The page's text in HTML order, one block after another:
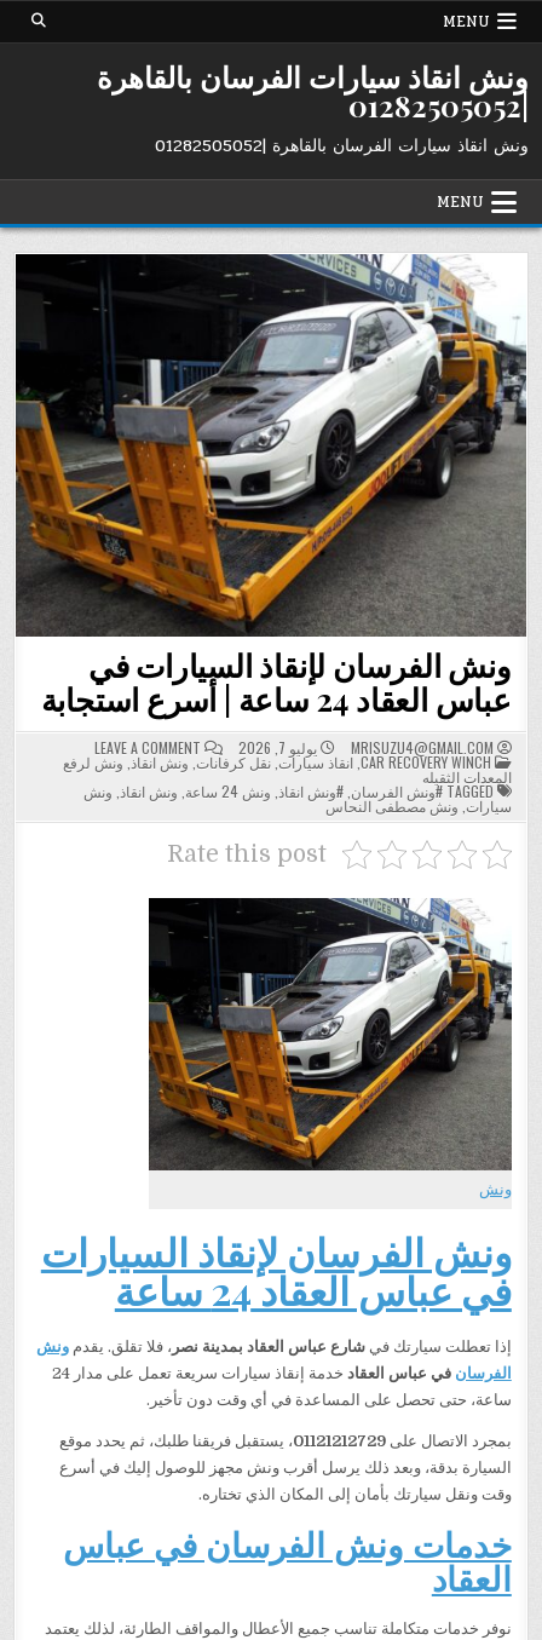
Skip
MENU
ونش انقاذ سيارات الفرسان بالقاهرة
|01282505052
ونش انقاذ سيارات الفرسان بالقاهرة |01282505052
MENU
ونش الفرسان لإنقاذ السيارات في
عباس العقاد 24 ساعة | أسرع استجابة
MRISUZU4@GMAIL.COM يوليو 7, 2026 LEAVE A COMMENT
ON
ونش
الفرسان
لإنقاذ
السيارات
في
POSTED
IN
CAR RECOVERY WINCH
,انقاذ سيارات,نقل كرفانات ونش انقاذ ونش لرفع
المعدات الثقيله
#ونش الفرسان ,#ونش انقاذ ونش 24 ساعة ونش انقاذ ونش
سيارات ونش مصطفى النحاس
Rate this post
ونش
ونش الفرسان لإنقاذ السيارات
في عباس العقاد 24 ساعة
إذا تعطلت سيارتك فيشارع عباس العقاد بمدينة نصر ، فلا تقلق. يقدمونش
الفرسان في عباس العقاد
خدمة إنقاذ سيارات سريعة تعمل على مدار 24
ساعة، حتى تحصل على المساعدة في أي وقت دون تأخير.
بمجرد الاتصال على01121212729، يستقبل فريقنا طلبك، ثم يحدد موقع
السيارة بدقة، وبعد ذلك يرسل أقرب ونش مجهز للوصول إليك في أسرع
وقت ونقل سيارتك بأمان إلى المكان الذي تختاره.
خدمات ونش الفرسان في عباس
العقاد
نوفر خدمات متكاملة تناسب جميع الأعطال والمواقف الطارئة، لذلك يعتمد